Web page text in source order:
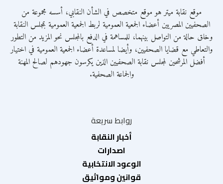
موقع نقابة ميتر هو موقع متخصص في الشأن النقابي، أسسه مجموعة من
الصحفيين المصريين أعضاء الجمعية العمومية لربط الجمعية العمومية بمجلس النقابة
وخلق حالة من التواصل بينهما، للمساهمة في الدفع بالمجلس نحو المزيد من التطور
والتعاطي مع قضايا الصحفيين، وأيضا لمساعدة أعضاء الجمعية العمومية في اختيار
أفضل المرشحين لمجلس نقابة الصحفيين الذين يكرسون جهودهم لصالح المهنة
والجماعة الصحفية.
روابط سريعة
أخبار النقابة
اصدارات
الوعود الانتخابية
قوانين ومواثيق